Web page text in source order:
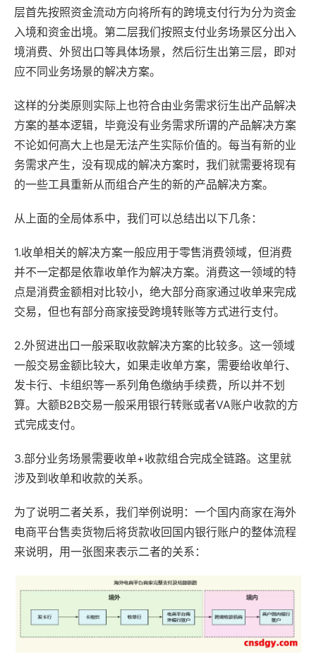
层首先按照资金流动方向将所有的跨境支付行为分为资金
入境和资金出境。第二层我们按照支付业务场景区分出入
境消费、外贸出口等具体场景，然后衍生出第三层，即对
应不同业务场景的解决方案。
这样的分类原则实际上也符合由业务需求衍生出产品解决
方案的基本逻辑，毕竟没有业务需求所谓的产品解决方案
不论如何高大上也是无法产生实际价值的。每当有新的业
务需求产生，没有现成的解决方案时，我们就需要将现有
的一些工具重新从而组合产生的新的产品解决方案。
从上面的全局体系中，我们可以总结出以下几条：
1.收单相关的解决方案一般应用于零售消费领域，但消费
并不一定都是依靠收单作为解决方案。消费这一领域的特
点是消费金额相对比较小，绝大部分商家通过收单来完成
交易，但也有部分商家接受跨境转账等方式进行支付。
2.外贸进出口一般采取收款解决方案的比较多。这一领域
一般交易金额比较大，如果走收单方案，需要给收单行、
发卡行、卡组织等一系列角色缴纳手续费，所以并不划
算。大额B2B交易一般采用银行转账或者VA账户收款的方
式完成支付。
3.部分业务场景需要收单+收款组合完成全链路。这里就
涉及到收单和收款的关系。
为了说明二者关系，我们举例说明：一个国内商家在海外
电商平台售卖货物后将货款收回国内银行账户的整体流程
来说明，用一张图来表示二者的关系：